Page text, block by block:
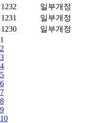
1232
일부개정
1231
일부개정
1230
일부개정
1
2
3
4
5
6
7
8
9
10